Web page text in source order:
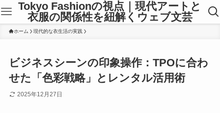
Tokyo Fashionの視点｜現代アートと
衣服の関係性を紐解くウェブ文芸
ホーム 現代的な衣生活の実践
ビジネスシーンの印象操作：TPOに合わ
せた「色彩戦略」とレンタル活用術
2025年12月27日